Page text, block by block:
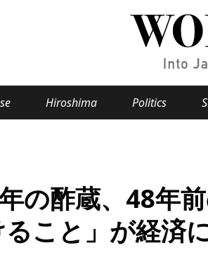
Hiroshima Politics
Security
Society
の酢蔵、48年
こと」が経済
Fukushima